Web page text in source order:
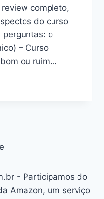
completo,
do curso
perguntas: o
– Curso
ou ruim…
- Participamos do
Amazon, um serviço